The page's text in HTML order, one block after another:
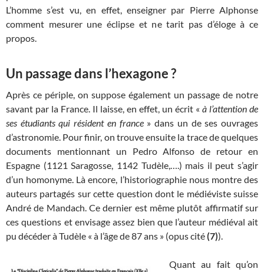
L’homme s’est vu, en effet, enseigner par Pierre Alphonse
comment mesurer une éclipse et ne tarit pas d’éloge à ce
propos.
Un passage dans l’hexagone ?
Après ce périple, on suppose également un passage de notre
savant par la France. Il laisse, en effet, un écrit « à l’attention de
ses étudiants qui résident en france» dans un de ses ouvrages
d’astronomie. Pour finir, on trouve ensuite la trace de quelques
documents mentionnant un Pedro Alfonso de retour en
Espagne (1121 Saragosse, 1142 Tudèle,….) mais il peut s’agir
d’un homonyme. Là encore, l’historiographie nous montre des
auteurs partagés sur cette question dont le médiéviste suisse
André de Mandach. Ce dernier est même plutôt affirmatif sur
ces questions et envisage assez bien que l’auteur médiéval ait
pu décéder à Tudèle « à l’âge de 87 ans » (opus cité(7)).
Quant au fait qu’on